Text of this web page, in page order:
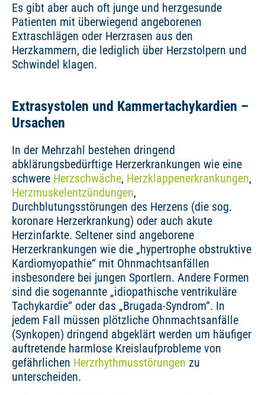
Es gibt aber auch oft junge und herzgesunde
Patienten mit überwiegend angeborenen
Extraschlägen oder Herzrasen aus den
Herzkammern, die lediglich über Herzstolpern und
Schwindel klagen.
Extrasystolen und Kammertachykardien –
Ursachen
In der Mehrzahl bestehen dringend
abklärungsbedürftige Herzerkrankungen wie eine
schwere Herzschwäche, Herzklappenerkrankungen,
Herzmuskelentzündungen,
Durchblutungsstörungen des Herzens (die sog.
koronare Herzerkrankung) oder auch akute
Herzinfarkte. Seltener sind angeborene
Herzerkrankungen wie die „hypertrophe obstruktive
Kardiomyopathie“ mit Ohnmachtsanfällen
insbesondere bei jungen Sportlern. Andere Formen
sind die sogenannte „idiopathische ventrikuläre
Tachykardie“ oder das „Brugada-Syndrom“. In
jedem Fall müssen plötzliche Ohnmachtsanfälle
(Synkopen) dringend abgeklärt werden um häufiger
auftretende harmlose Kreislaufprobleme von
gefährlichen Herzrhythmusstörungen zu
unterscheiden.